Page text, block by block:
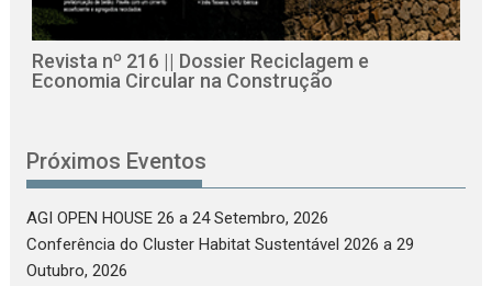
Revista nº 216 || Dossier Reciclagem e
Economia Circular na Construção
Próximos Eventos
AGI OPEN HOUSE 26 a 24 Setembro, 2026
Conferência do Cluster Habitat Sustentável 2026 a 29
Outubro, 2026